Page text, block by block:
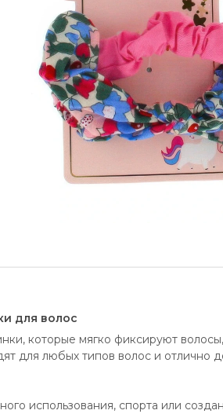
для волос
которые мягко фиксируют
для любых типов волос и отлично
использования, спорта или